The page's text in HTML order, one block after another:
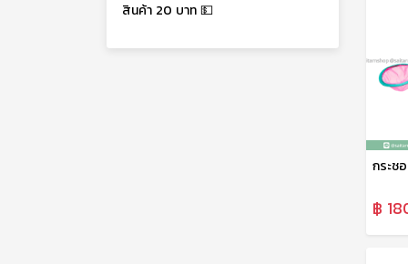
สินค้า 20 บาท 💵
฿